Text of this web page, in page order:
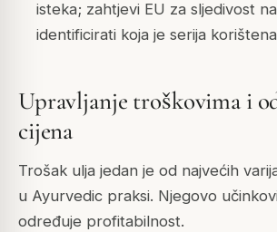
isteka; zahtjevi EU za sljedivost
identificirati koja je serija
Upravljanje troškovima i
cijena
Trošak ulja jedan je od najvećih
u Ayurvedic praksi. Njegovo
određuje profitabilnost.